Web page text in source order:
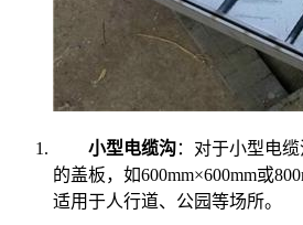
小型电缆沟：对于小型电
的盖板，如600mm×600mm或
适用于人行道、公园等场所。